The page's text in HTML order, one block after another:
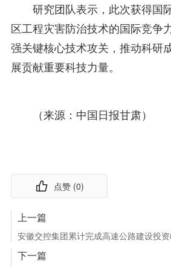
研究团队表示，此次获得国
区工程灾害防治技术的国际竞争
强关键核心技术攻关，推动科研
展贡献重要科技力量。
（来源：中国日报甘肃）
点赞 (0)
上一篇
安徽交控集团累计完成高速公路建设投
下一篇